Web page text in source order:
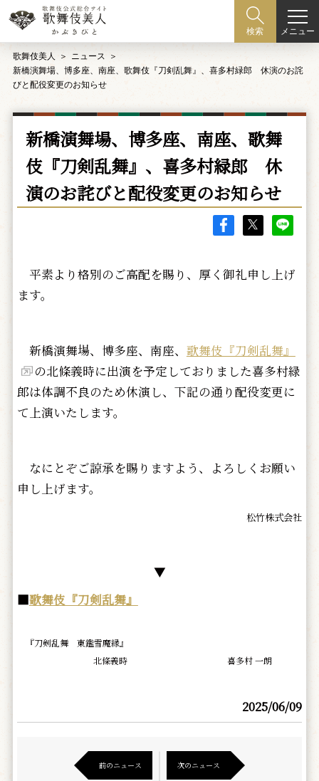
検索 メニュー
歌舞伎美人
ニュース
新橋演舞場、博多座、南座、歌舞伎『刀剣乱舞』、喜多村緑郎 休演のお詫
びと配役変更のお知らせ
新橋演舞場、博多座、南座、歌舞
伎『刀剣乱舞』、喜多村緑郎 休
演のお詫びと配役変更のお知らせ
平素より格別のご高配を賜り、厚く御礼申し上げ
ます。
新橋演舞場、博多座、南座、 歌舞伎『刀剣乱舞』
の北條義時に出演を予定しておりました喜多村緑
郎は体調不良のため休演し、下記の通り配役変更に
て上演いたします。
なにとぞご諒承を賜りますよう、よろしくお願い
申し上げます。
松竹株式会社
▼
■歌舞伎『刀剣乱舞』
『刀剣乱舞 東鑑雪魔縁』
北條義時
喜多村 一朗
2025/06/09
前のニュース 次のニュース